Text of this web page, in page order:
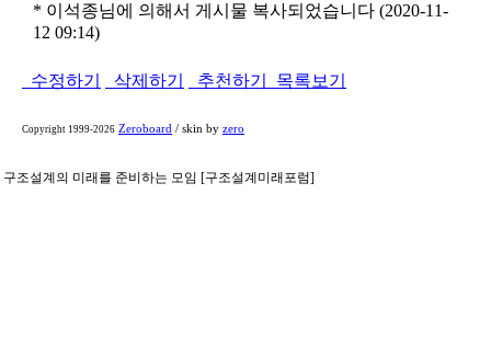
* 이석종님에 의해서 게시물 복사되었습니다 (2020-11-
12 09:14)
수정하기 삭제하기 추천하기 목록보기
Copyright 1999-2026 Zeroboard / skin by zero
구조설계의 미래를 준비하는 모임 [구조설계미래포럼]